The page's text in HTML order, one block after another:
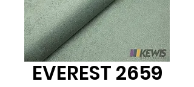
EVEREST 2659